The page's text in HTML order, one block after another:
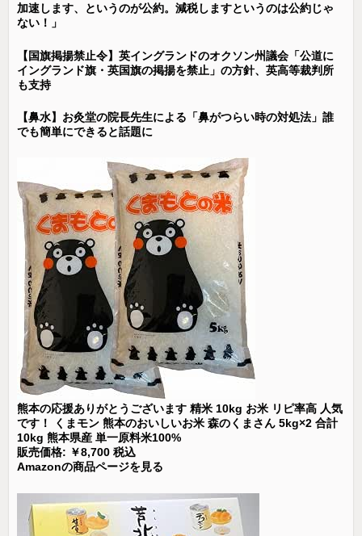
加速します、というのが公約。減税しますというのは公約じゃ
ない！」
【国旗掲揚禁止令】英イングランドのオクソン州議会「公道に
イングランド旗・英国旗の掲揚を禁止」の方針、英高等裁判所
も支持
【鼻水】お灸堂の院長先生による「鼻がつらい時の対処法」誰
でも簡単にできると話題に
熊本の応援ありがとうございます 精米 10kg お米 リピ率高 人気
です！ くまモン 熊本のおいしいお米 森のくまさん 5kg×2 合計
10kg 熊本県産 単一原料米100%
販売価格: ￥8,700 税込
Amazonの商品ページを見る